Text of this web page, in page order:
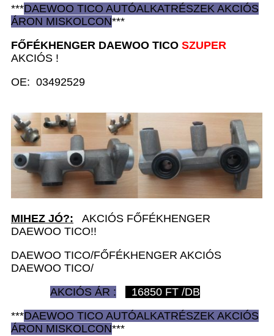
***DAEWOO TICO AUTÓALKATRÉSZEK AKCIÓS
ÁRON MISKOLCON***
FŐFÉKHENGER DAEWOO TICO SZUPER
AKCIÓS !
OE: 03492529
MIHEZ JÓ?: AKCIÓS FŐFÉKHENGER
DAEWOO TICO!!
DAEWOO TICO/FŐFÉKHENGER AKCIÓS
DAEWOO TICO/
AKCIÓS ÁR :
16850 FT /DB
***DAEWOO TICO AUTÓALKATRÉSZEK AKCIÓS
ÁRON MISKOLCON***